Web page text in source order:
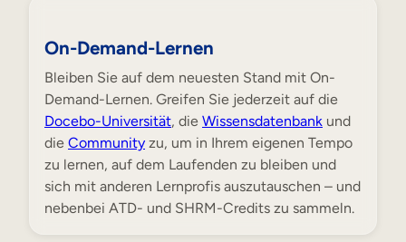
On-Demand-Lernen
Bleiben Sie auf dem neuesten Stand mit On-
Demand-Lernen. Greifen Sie jederzeit auf die
Docebo-Universität, die Wissensdatenbank und
die Community zu, um in Ihrem eigenen Tempo
zu lernen, auf dem Laufenden zu bleiben und
sich mit anderen Lernprofis auszutauschen – und
nebenbei ATD- und SHRM-Credits zu sammeln.